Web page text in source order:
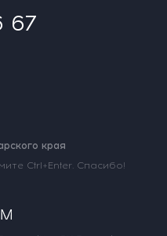
67
края
Ctrl+Enter. Спасибо!